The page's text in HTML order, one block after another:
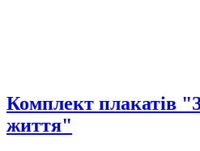
Комплект плакатів
життя"